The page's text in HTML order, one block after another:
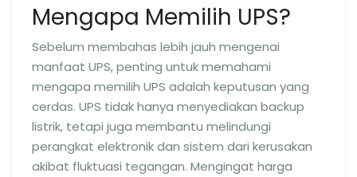
Mengapa Memilih UPS?
Sebelum membahas lebih jauh mengenai
manfaat UPS, penting untuk memahami
mengapa memilih UPS adalah keputusan yang
cerdas. UPS tidak hanya menyediakan backup
listrik, tetapi juga membantu melindungi
perangkat elektronik dan sistem dari kerusakan
akibat fluktuasi tegangan. Mengingat harga